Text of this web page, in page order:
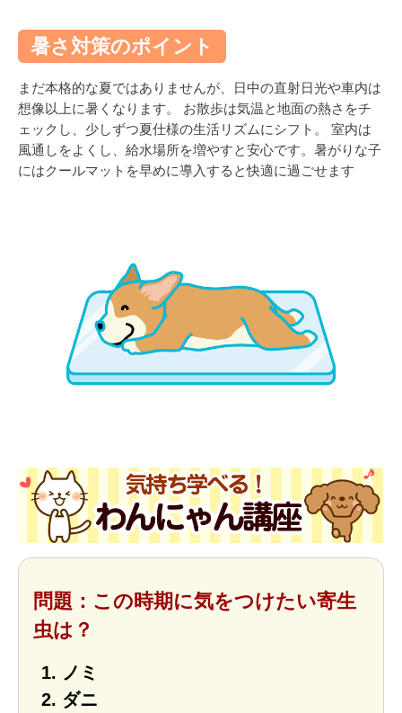
暑さ対策のポイント
まだ本格的な夏ではありませんが、日中の直射日光や車内は
想像以上に暑くなります。 お散歩は気温と地面の熱さをチ
ェックし、少しずつ夏仕様の生活リズムにシフト。 室内は
風通しをよくし、給水場所を増やすと安心です。暑がりな子
にはクールマットを早めに導入すると快適に過ごせます
問題：この時期に気をつけたい寄生
虫は？
ノミ
ダニ